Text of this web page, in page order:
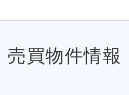
売買物件情報